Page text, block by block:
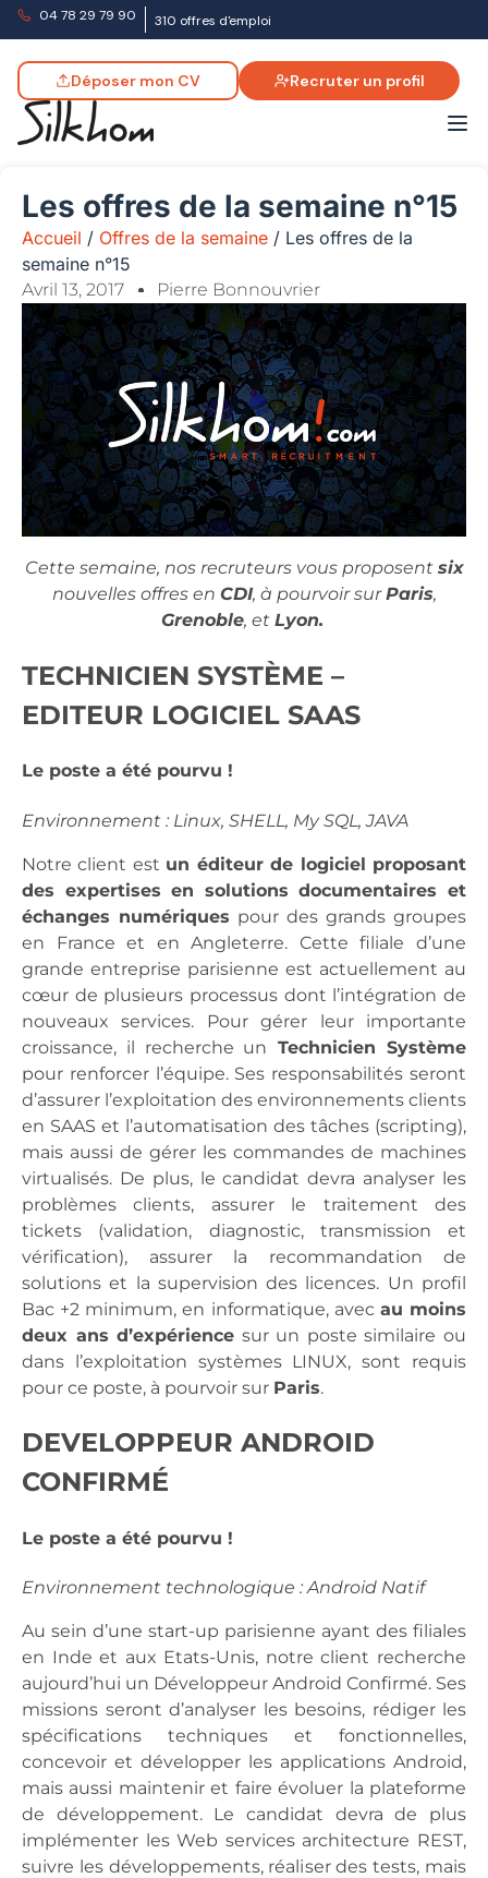
04 78 29 79 90 310 offres d'emploi
Déposer mon CV Recruter un profil
Les offres de la semaine n°15
Accueil / Offres de la semaine / Les offres de la
semaine n°15
Avril 13, 2017 Pierre Bonnouvrier
Cette semaine, nos recruteurs vous proposent six
nouvelles offres en CDI, à pourvoir surParis,
Grenoble, et Lyon.
TECHNICIEN SYSTÈME –
EDITEUR LOGICIEL SAAS
Le poste a été pourvu !
Environnement : Linux, SHELL, My SQL, JAVA
Notre client est un éditeur de logiciel proposant
des expertises en solutions documentaires et
échanges numériques pour des grands groupes
en France et en Angleterre. Cette filiale d’une
grande entreprise parisienne est actuellement au
cœur de plusieurs processus dont l’intégration de
nouveaux services. Pour gérer leur importante
croissance, il recherche un Technicien Système
pour renforcer l’équipe. Ses responsabilités seront
d’assurer l’exploitation des environnements clients
en SAAS et l’automatisation des tâches (scripting),
mais aussi de gérer les commandes de machines
virtualisés. De plus, le candidat devra analyser les
problèmes clients, assurer le traitement des
tickets (validation, diagnostic, transmission et
vérification), assurer la recommandation de
solutions et la supervision des licences. Un profil
Bac +2 minimum, en informatique, avec au moins
deux ans d’expérience sur un poste similaire ou
dans l’exploitation systèmes LINUX, sont requis
pour ce poste, à pourvoir sur Paris.
DEVELOPPEUR ANDROID
CONFIRMÉ
Le poste a été pourvu !
Environnement technologique : Android Natif
Au sein d’une start-up parisienne ayant des filiales
en Inde et aux Etats-Unis, notre client recherche
aujourd’hui un Développeur Android Confirmé. Ses
missions seront d’analyser les besoins, rédiger les
spécifications techniques et fonctionnelles,
concevoir et développer les applications Android,
mais aussi maintenir et faire évoluer la plateforme
de développement. Le candidat devra de plus
implémenter les Web services architecture REST,
suivre les développements, réaliser des tests, mais